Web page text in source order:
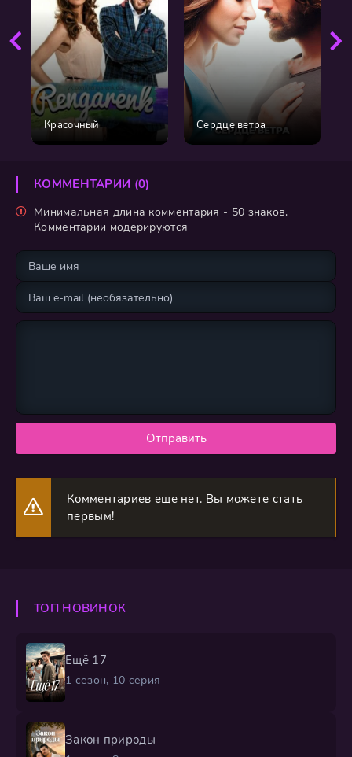
Красочный Сердце ветра
КОММЕНТАРИИ (0)
Минимальная длина комментария - 50 знаков.
Комментарии модерируются
Отправить
Комментариев еще нет. Вы можете стать
первым!
ТОП НОВИНОК
Ещё 17
1 сезон, 10 серия
Закон природы